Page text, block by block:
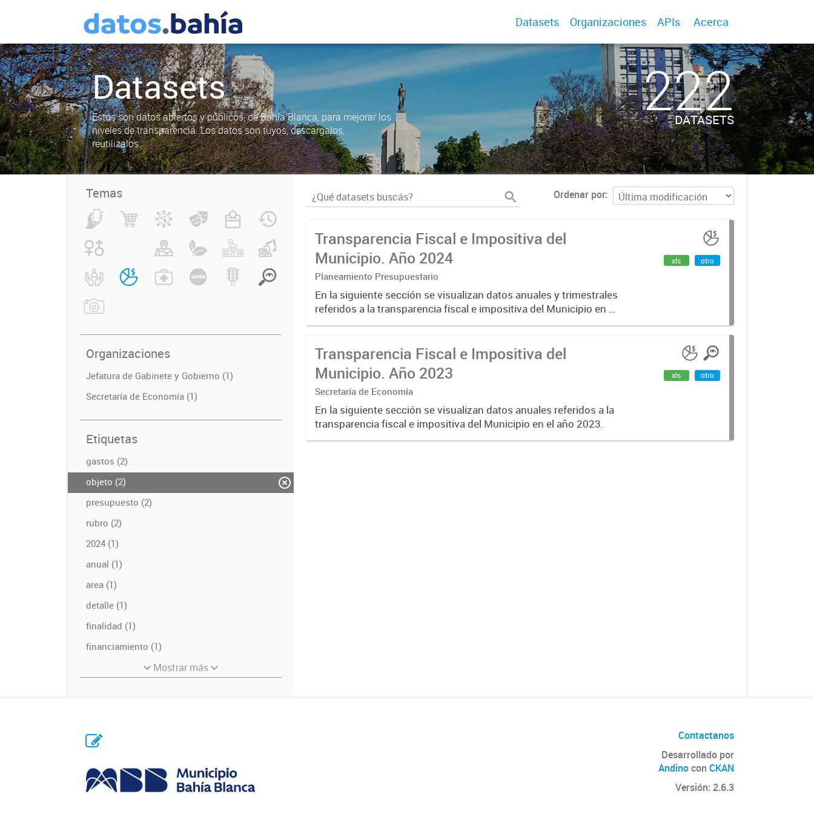
Datasets Organizaciones APIs Acerca
Datasets
Estos son datos abiertos y públicos, de Bahía Blanca, para mejorar los
niveles de transparencia. Los datos son tuyos, descargalos,
reutilizalos.
222
DATASETS
Temas
Organizaciones
Jefatura de Gabinete y Gobierno (1)
Secretaría de Economía (1)
Etiquetas
gastos (2)
objeto (2)
presupuesto (2)
rubro (2)
2024 (1)
anual (1)
area (1)
detalle (1)
finalidad (1)
financiamiento (1)
Mostrar más
Ordenar por
Transparencia Fiscal e Impositiva del
Municipio. Año 2024
Planeamiento Presupuestario
En la siguiente sección se visualizan datos anuales y trimestrales
referidos a la transparencia fiscal e impositiva del Municipio en el
año 2024.
xls otro
Transparencia Fiscal e Impositiva del
Municipio. Año 2023
Secretaría de Economía
En la siguiente sección se visualizan datos anuales referidos a la
transparencia fiscal e impositiva del Municipio en el año 2023.
xls otro
Contactanos
Desarrollado por
Andinocon CKAN
Versión: 2.6.3